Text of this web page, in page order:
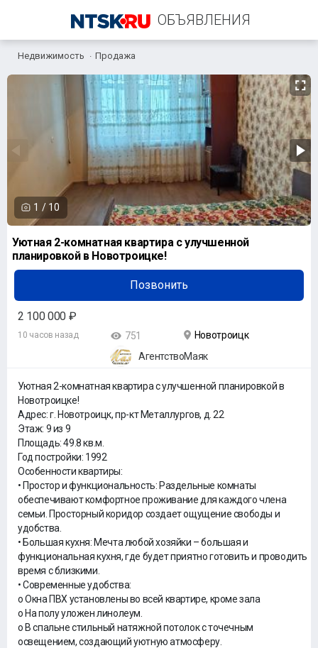
ОБЪЯВЛЕНИЯ
+7 (958) 838-38-73
Недвижимость Продажа
1 / 10
Уютная 2-комнатная квартира с улучшенной
планировкой в Новотроицке!
Позвонить
2 100 000 ₽
10 часов назад 751
Новотроицк
АгентствоМаяк
Уютная 2-комнатная квартира с улучшенной планировкой в
Новотроицке!
Адрес: г. Новотроицк, пр-кт Металлургов, д. 22
Этаж: 9 из 9
Площадь: 49.8 кв.м.
Год постройки: 1992
Особенности квартиры:
• Простор и функциональность: Раздельные комнаты
обеспечивают комфортное проживание для каждого члена
семьи. Просторный коридор создает ощущение свободы и
удобства.
• Большая кухня: Мечта любой хозяйки – большая и
функциональная кухня, где будет приятно готовить и проводить
время с близкими.
• Современные удобства:
o Окна ПВХ установлены во всей квартире, кроме зала
o На полу уложен линолеум.
o В спальне стильный натяжной потолок с точечным
освещением, создающий уютную атмосферу.